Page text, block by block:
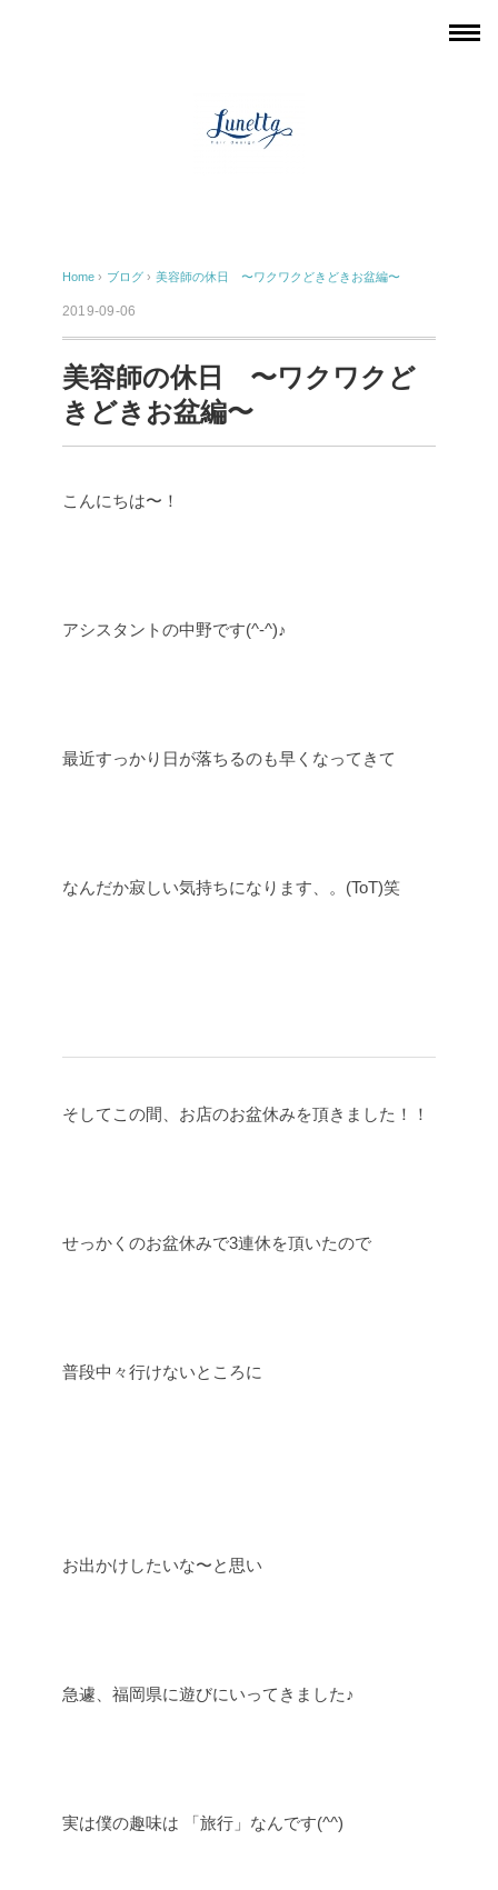
Home › ブログ › 美容師の休日 〜ワクワクどきどきお盆編〜
2019-09-06
美容師の休日 〜ワクワクど
きどきお盆編〜
こんにちは〜！
アシスタントの中野です(^-^)♪
最近すっかり日が落ちるのも早くなってきて
なんだか寂しい気持ちになります、。(ToT)笑
そしてこの間、お店のお盆休みを頂きました！！
せっかくのお盆休みで3連休を頂いたので
普段中々行けないところに
お出かけしたいな〜と思い
急遽、福岡県に遊びにいってきました♪
実は僕の趣味は 「旅行」なんです(^^)